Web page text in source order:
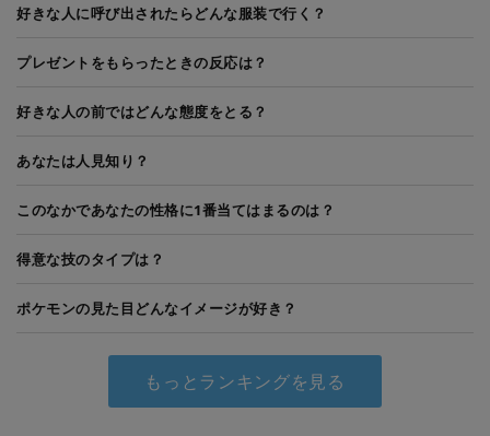
好きな人に呼び出されたらどんな服装で行く？
プレゼントをもらったときの反応は？
好きな人の前ではどんな態度をとる？
あなたは人見知り？
このなかであなたの性格に1番当てはまるのは？
得意な技のタイプは？
ポケモンの見た目どんなイメージが好き？
もっとランキングを見る